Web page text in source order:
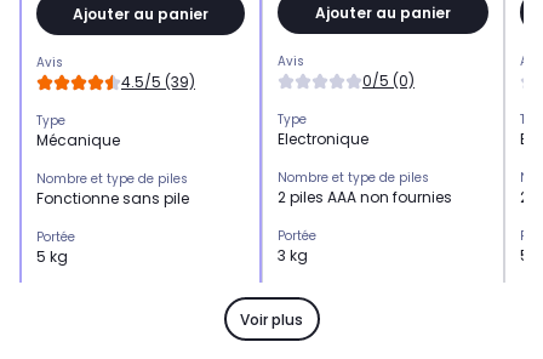
Ajouter au panier
Avis
4.5/5 (39)
Type
Mécanique
Nombre et type de piles
Fonctionne sans pile
Portée
5 kg
Ajouter au panier
Avis
0/5 (0)
Type
Electronique
Nombre et type de piles
2 piles AAA non fournies
Portée
3 kg
Graduation
1,00 g
2
5
Voir plus